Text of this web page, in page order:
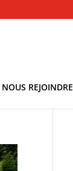
NOUS REJOINDRE